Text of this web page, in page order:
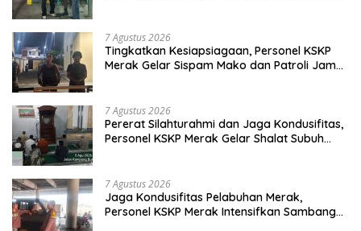
7 Agustus 2026
Tingkatkan Kesiapsiagaan, Personel KSKP
Merak Gelar Sispam Mako dan Patroli Jam
7 Agustus 2026
Pererat Silahturahmi dan Jaga Kondusifitas,
Personel KSKP Merak Gelar Shalat Subuh
7 Agustus 2026
Jaga Kondusifitas Pelabuhan Merak,
Personel KSKP Merak Intensifkan Sambang